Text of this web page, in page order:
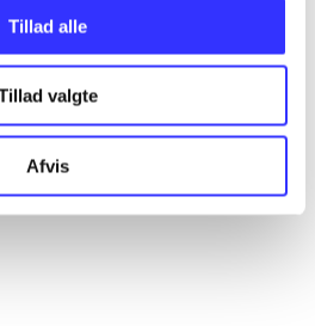
Tillad alle
valgte
Afvis